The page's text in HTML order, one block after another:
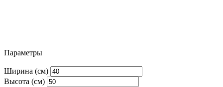
Параметры
Ширина (см)
Высота (см)